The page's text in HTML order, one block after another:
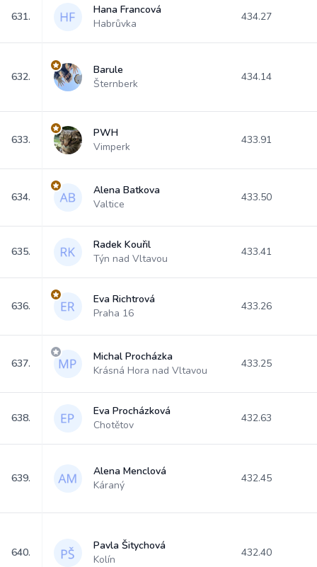
631.
Hana Francová
Habrůvka
434.27
632.
Barule
Šternberk
434.14
633.
PWH
Vimperk
433.91
634.
Alena Batkova
Valtice
433.50
635.
Radek Kouřil
Týn nad Vltavou
433.41
636.
Eva Richtrová
Praha 16
433.26
637.
Michal Procházka
Krásná Hora nad Vltavou
433.25
638.
Eva Procházková
Chotětov
432.63
639.
Alena Menclová
Káraný
432.45
640.
Pavla Šitychová
Kolín
432.40